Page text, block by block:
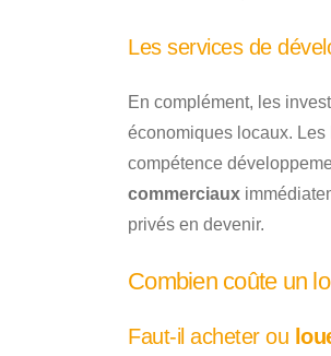
Les services de
En complément, les
économiques locaux.
compétence
commerciaux
privés en devenir.
Combien coûte un
Faut-il acheter ou